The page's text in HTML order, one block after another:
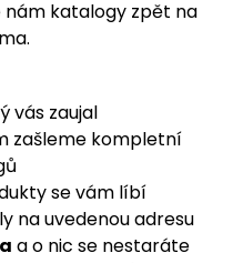
katalogy zpět na
vás zaujal
zašleme kompletní
se vám líbí
na uvedenou adresu
a o nic se nestaráte